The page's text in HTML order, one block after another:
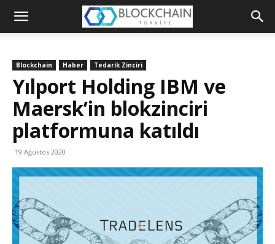
Blockchain
Platformu
Blockchain Haber Tedarik Zinciri
Yılport Holding IBM ve
Maersk’in blokzinciri
platformuna katıldı
19 Ağustos 2020